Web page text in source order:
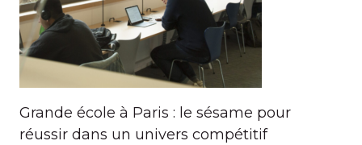
Grande école à Paris : le sésame pour
réussir dans un univers compétitif